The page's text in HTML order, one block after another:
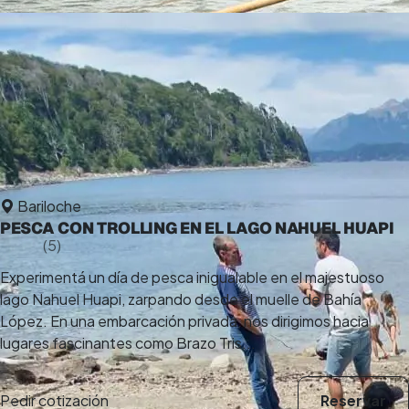
5,0(5)
10 h
Bariloche
PESCA CON TROLLING EN EL LAGO NAHUEL HUAPI
Experimentá un día de pesca inigualable en el majestuoso
lago Nahuel Huapi, zarpando desde el muelle de Bahía
López. En una embarcación privada, nos dirigimos hacia
lugares fascinantes como Brazo Tris...
Pedir cotización Reservar